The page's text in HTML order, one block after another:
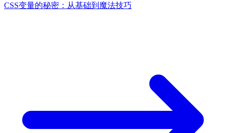
CSS变量的秘密：从基础到魔法技巧